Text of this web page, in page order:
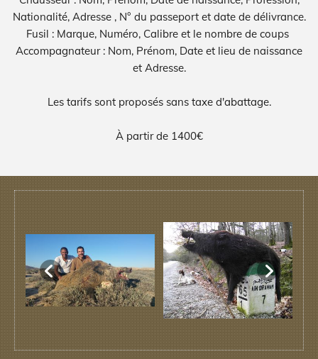
Nationalité, Adresse , N° du passeport et date de délivrance.
Fusil : Marque, Numéro, Calibre et le nombre de coups
Accompagnateur : Nom, Prénom, Date et lieu de naissance
et Adresse.
Les tarifs sont proposés sans taxe d'abattage.
À partir de 1400€